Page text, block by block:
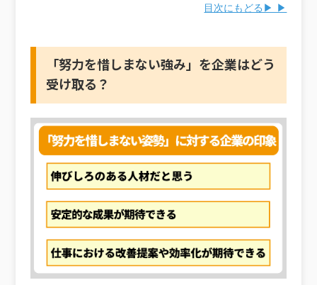
目次にもどる▶ ▶
「努力を惜しまない強み」を企業はどう
受け取る？